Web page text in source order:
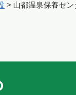
> 山都温泉保養セ